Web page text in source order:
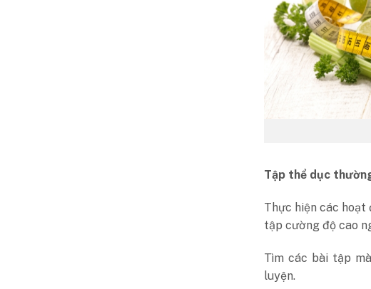
Tập thể dục
Thực hiện các hoạt
tập cường độ cao
Tìm các bài tập
luyện.